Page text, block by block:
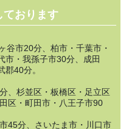
ております
谷市20分、柏市・千葉市・
市・我孫子市30分、成田
40分。
、杉並区・板橋区・足立区
区・町田市・八王子市90
45分、さいたま市・川口市